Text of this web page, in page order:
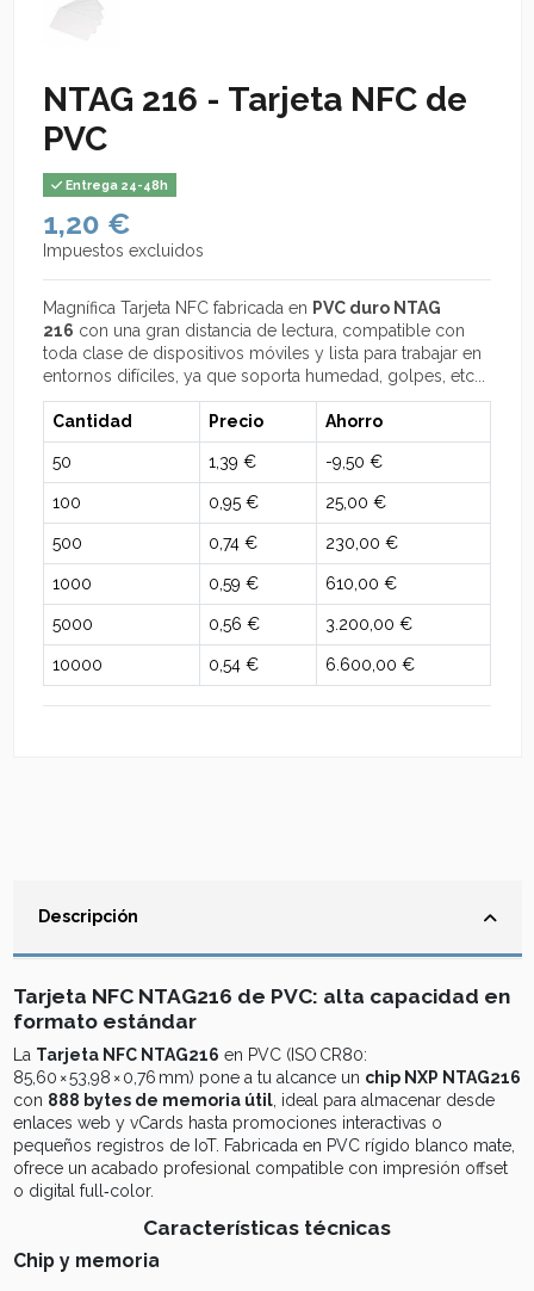
NTAG 216 - Tarjeta NFC de
PVC
Entrega 24-48h
1,20 €
Impuestos excluidos
Magnífica Tarjeta NFC fabricada en PVC duro NTAG
216 con una gran distancia de lectura, compatible con
toda clase de dispositivos móviles y lista para trabajar en
entornos difíciles, ya que soporta humedad, golpes, etc...
Cantidad Precio Ahorro
50 1,39 € -9,50 €
100 0,95 € 25,00 €
500 0,74 € 230,00 €
1000 0,59 € 610,00 €
5000 0,56 € 3.200,00 €
10000 0,54 € 6.600,00 €
Descripción
Tarjeta NFC NTAG216 de PVC: alta capacidad en
formato estándar
La Tarjeta NFC NTAG216 en PVC (ISO CR80:
85,60 × 53,98 × 0,76 mm) pone a tu alcance un chip NXP NTAG216
con 888 bytes de memoria útil, ideal para almacenar desde
enlaces web y vCards hasta promociones interactivas o
pequeños registros de IoT. Fabricada en PVC rígido blanco mate,
ofrece un acabado profesional compatible con impresión offset
o digital full‑color.
Características técnicas
Chip y memoria